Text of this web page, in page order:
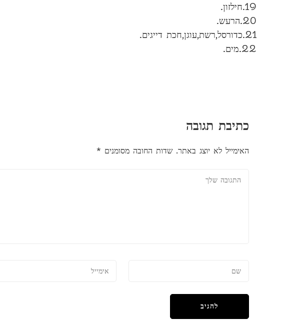
19.חילזון.
20.הרעש.
21.כדורסל,רשת,עוגן,חכת דייגים.
22.מים.
כתיבת תגובה
האימייל לא יוצג באתר. שדות החובה מסומנים *